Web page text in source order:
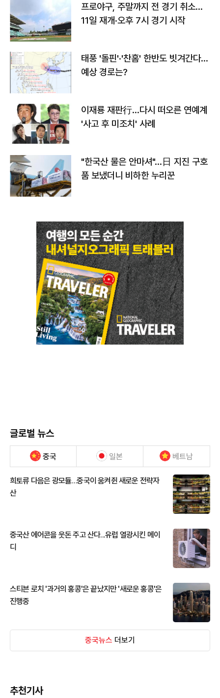
프로야구, 주말까지 전 경기 취소…
11일 재개·오후 7시 경기 시작
태풍 '돌핀'·'찬홈' 한반도 빗겨간다…
예상 경로는?
이재룡 재판行…다시 떠오른 연예계
'사고 후 미조치' 사례
"한국산 물은 안마셔"…日 지진 구호
품 보냈더니 비하한 누리꾼
글로벌 뉴스
중국 일본 베트남
희토류 다음은 광모듈…중국이 움켜쥔 새로운 전략자
산
중국산 에어콘을 웃돈 주고 산다...유럽 열광시킨 메이
디
스티븐 로치 '과거의 홍콩'은 끝났지만 '새로운 홍콩'은
진행중
중국뉴스 더보기
추천기사